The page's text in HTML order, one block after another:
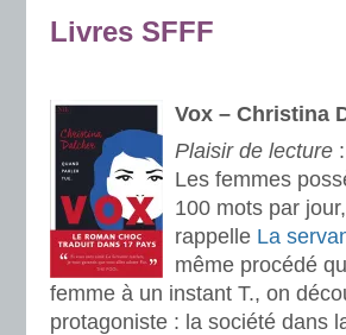
Livres SFFF
Vox – Christina
Plaisir de lecture :
Les femmes
100 mots par
rappelle La
même procédé
femme à un instant T., on
protagoniste : la société dans